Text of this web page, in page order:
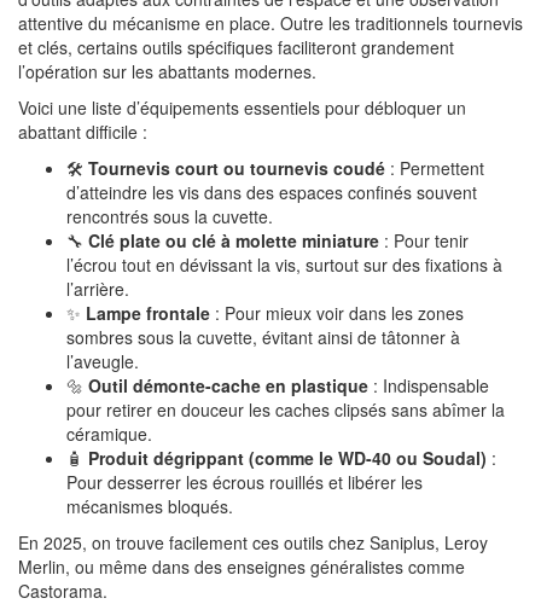
attentive du mécanisme en place. Outre les traditionnels tournevis
et clés, certains outils spécifiques faciliteront grandement
l’opération sur les abattants modernes.
Voici une liste d’équipements essentiels pour débloquer un
abattant difficile :
🛠️ Tournevis court ou tournevis coudé : Permettent
d’atteindre les vis dans des espaces confinés souvent
rencontrés sous la cuvette.
🔧 Clé plate ou clé à molette miniature : Pour tenir
l’écrou tout en dévissant la vis, surtout sur des fixations à
l’arrière.
✨ Lampe frontale : Pour mieux voir dans les zones
sombres sous la cuvette, évitant ainsi de tâtonner à
l’aveugle.
🔩 Outil démonte-cache en plastique : Indispensable
pour retirer en douceur les caches clipsés sans abîmer la
céramique.
🧴 Produit dégrippant (comme le WD-40 ou Soudal) :
Pour desserrer les écrous rouillés et libérer les
mécanismes bloqués.
En 2025, on trouve facilement ces outils chez Saniplus, Leroy
Merlin, ou même dans des enseignes généralistes comme
Castorama.